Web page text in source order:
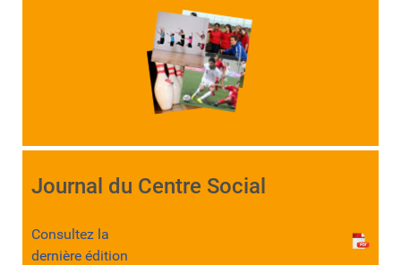
Journal du Centre Social
Consultez la
dernière édition